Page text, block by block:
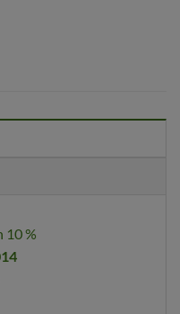
10 %